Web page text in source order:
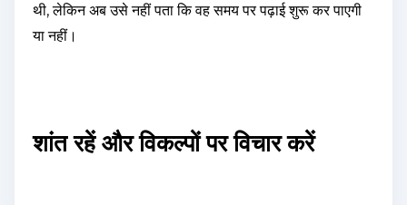
थी, लेकिन अब उसे नहीं पता कि वह समय पर पढ़ाई शुरू कर पाएगी
या नहीं।
शांत रहें और विकल्पों पर विचार करें